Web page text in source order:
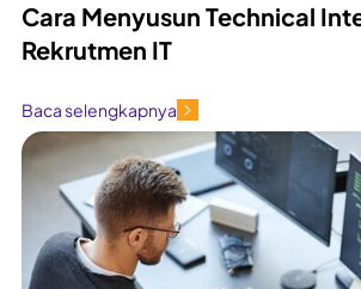
Cara Menyusun Technical
Rekrutmen IT
Baca selengkapnya